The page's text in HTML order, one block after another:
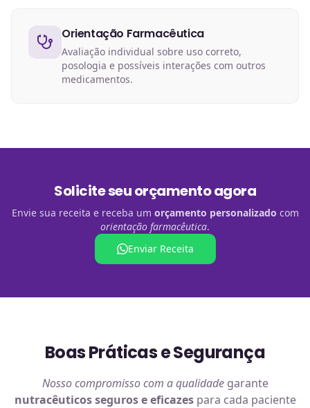
Orientação Farmacêutica
Avaliação individual sobre uso correto,
posologia e possíveis interações com outros
medicamentos.
Solicite seu orçamento agora
Envie sua receita e receba um orçamento personalizado com
orientação farmacêutica.
Enviar Receita
Boas Práticas e Segurança
Nosso compromisso com a qualidadegarante
nutracêuticosseguros e eficazespara cada paciente